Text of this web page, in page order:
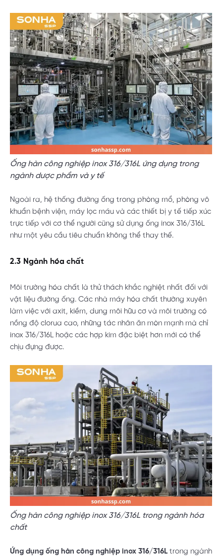
Ống hàn công nghiệp inox 316/316L ứng dụng trong
ngành dược phẩm và y tế
Ngoài ra, hệ thống đường ống trong phòng mổ, phòng vô
khuẩn bệnh viện, máy lọc máu và các thiết bị y tế tiếp xúc
trực tiếp với cơ thể người cũng sử dụng ống inox 316/316L
như một yêu cầu tiêu chuẩn không thể thay thế.
2.3 Ngành hóa chất
Môi trường hóa chất là thử thách khắc nghiệt nhất đối với
vật liệu đường ống. Các nhà máy hóa chất thường xuyên
làm việc với axit, kiềm, dung môi hữu cơ và môi trường có
nồng độ clorua cao, những tác nhân ăn mòn mạnh mà chỉ
inox 316/316L hoặc các hợp kim đặc biệt hơn mới có thể
chịu đựng được.
Ống hàn công nghiệp inox 316/316L trong ngành hóa
chất
Ứng dụng ống hàn công nghiệp inox 316/316L trong ngành